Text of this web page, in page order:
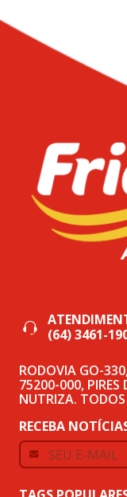
(64) 3461-
RODOVIA GO-
75200-000,
NUTRIZA. TODOS
RECEBA